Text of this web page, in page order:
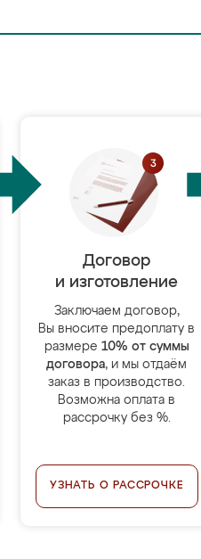
Договор
и изготовление
Заключаем договор,
Вы вносите предоплату в
размере 10% от суммы
договора, и мы отдаём
заказ в производство.
Возможна оплата в
рассрочку без %.
УЗНАТЬ О РАССРОЧКЕ